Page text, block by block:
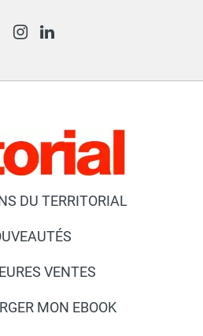
DU TERRITORIAL
VENTES
MON EBOOK